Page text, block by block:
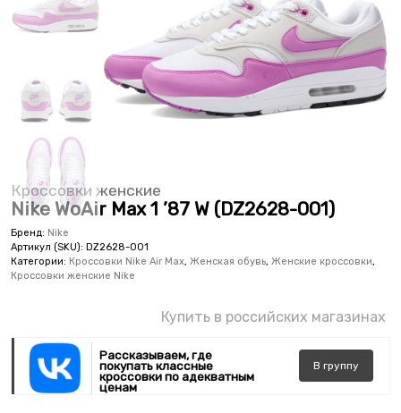
Кроссовки женские
Nike WoAir Max 1 ’87 W (DZ2628-001)
Бренд: Nike
Артикул (SKU): DZ2628-001
Категории: Кроссовки Nike Air Max, Женская обувь, Женские кроссовки,
Кроссовки женские Nike
Купить в российских магазинах
Рассказываем, где
покупать классные
кроссовки по адекватным
ценам
В группу